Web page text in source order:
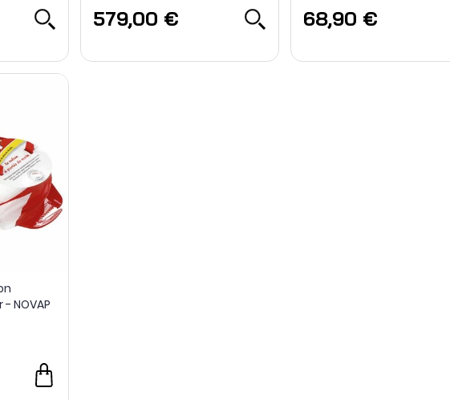
579,00 € 68,90 €
NOVAP